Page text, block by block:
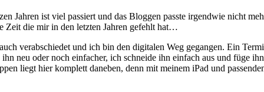
Jahren ist viel passiert und das Bloggen passte irgendwie nicht
Zeit die mir in den letzten Jahren gefehlt hat…
verabschiedet und ich bin den digitalen Weg gegangen. Ein
neu oder noch einfacher, ich schneide ihn einfach aus und füge
liegt hier komplett daneben, denn mit meinem iPad und